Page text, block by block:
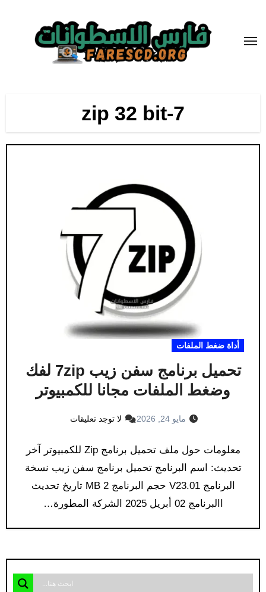
المحتوى
7-zip 32 bit
أداة ضغط الملفات
تحميل برنامج سفن زيب 7zip لفك
وضغط الملفات مجانا للكمبيوتر
مايو 24, 2026 لا توجد تعليقات
معلومات حول ملف تحميل برنامج Zip للكمبيوتر آخر
تحديث: اسم البرنامج تحميل برنامج سفن زيب نسخة
البرنامج V23.01 حجم البرنامج 2 MB تاريخ تحديث
االبرنامج 02 أبريل 2025 الشركة المطورة…